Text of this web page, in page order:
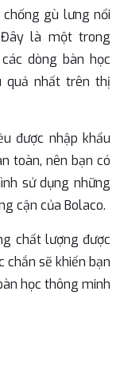
gù lưng nổi
là một trong
dòng bàn học
quả nhất trên thị
được nhập khẩu
toàn, nên bạn có
sử dụng những
cận của Bolaco.
chất lượng được
sẽ khiến bạn
học thông minh